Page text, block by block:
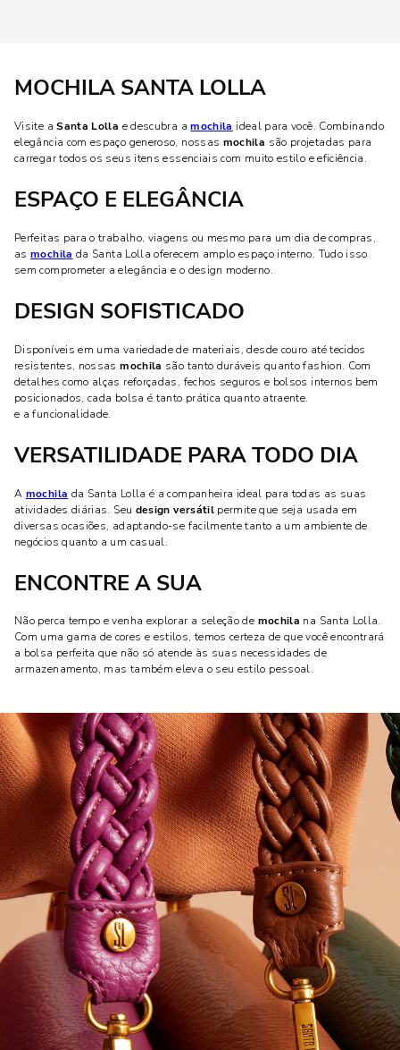
MOCHILA SANTA LOLLA
Visite aSanta Lolla e descubra amochila ideal para você. Combinando
elegância com espaço generoso, nossas mochila são projetadas para
carregar todos os seus itens essenciais com muito estilo e eficiência.
ESPAÇO E ELEGÂNCIA
Perfeitas para o trabalho, viagens ou mesmo para um dia de compras,
asmochila da Santa Lolla oferecem amplo espaço interno. Tudo isso
sem comprometer a elegância e o design moderno.
DESIGN SOFISTICADO
Disponíveis em uma variedade de materiais, desde couro até tecidos
resistentes, nossasmochila são tanto duráveis quanto fashion. Com
detalhes como alças reforçadas, fechos seguros e bolsos internos bem
posicionados, cada bolsa é tanto prática quanto atraente.
e a funcionalidade.
VERSATILIDADE PARA TODO DIA
A mochila da Santa Lolla é a companheira ideal para todas as suas
atividades diárias. Seu design versátil permite que seja usada em
diversas ocasiões, adaptando-se facilmente tanto a um ambiente de
negócios quanto a um casual.
ENCONTRE A SUA
Não perca tempo e venha explorar a seleção de mochila na Santa Lolla.
Com uma gama de cores e estilos, temos certeza de que você encontrará
a bolsa perfeita que não só atende às suas necessidades de
armazenamento, mas também eleva o seu estilo pessoal.